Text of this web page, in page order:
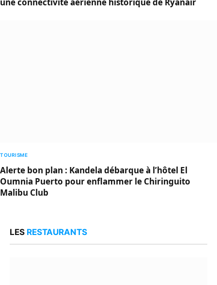
une connectivité aérienne historique de Ryanair
TOURISME
Alerte bon plan : Kandela débarque à l’hôtel El
Oumnia Puerto pour enflammer le Chiringuito
Malibu Club
LES RESTAURANTS